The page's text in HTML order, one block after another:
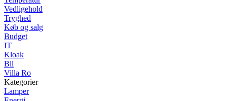
Vedligehold
Tryghed
Køb og salg
Budget
IT
Kloak
Bil
Villa Ro
Kategorier
Lamper